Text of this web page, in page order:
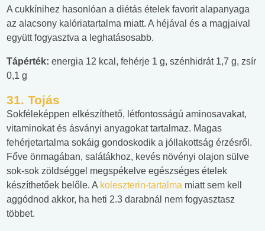
A cukkínihez hasonlóan a diétás ételek favorit alapanyaga
az alacsony kalóriatartalma miatt. A héjával és a magjaival
együtt fogyasztva a leghatásosabb.
Tápérték: energia 12 kcal, fehérje 1 g, szénhidrát 1,7 g, zsír
0,1 g
31. Tojás
Sokféleképpen elkészíthető, létfontosságú aminosavakat,
vitaminokat és ásványi anyagokat tartalmaz. Magas
fehérjetartalma sokáig gondoskodik a jóllakottság érzésről.
Főve önmagában, salátákhoz, kevés növényi olajon sülve
sok-sok zöldséggel megspékelve egészséges ételek
készíthetőek belőle. A koleszterin-tartalma miatt sem kell
aggódnod akkor, ha heti 2.3 darabnál nem fogyasztasz
többet.